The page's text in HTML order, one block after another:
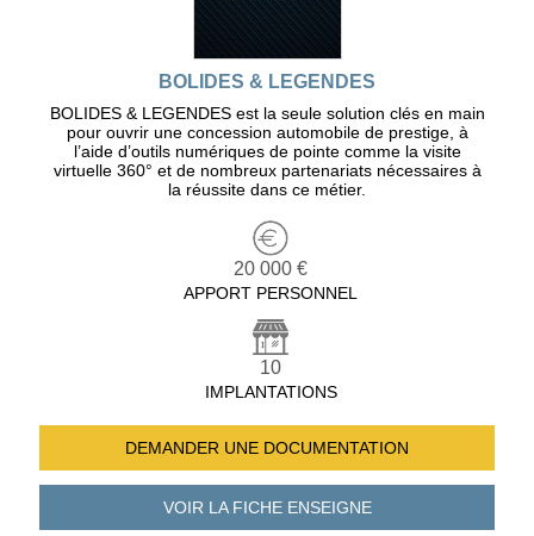
BOLIDES & LEGENDES
BOLIDES & LEGENDES est la seule solution clés en main
pour ouvrir une concession automobile de prestige, à
l’aide d’outils numériques de pointe comme la visite
virtuelle 360° et de nombreux partenariats nécessaires à
la réussite dans ce métier.
20 000 €
APPORT PERSONNEL
10
IMPLANTATIONS
DEMANDER UNE DOCUMENTATION
VOIR LA FICHEENSEIGNE